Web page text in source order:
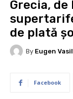
Grecia,
de plată
By Eugen
Facebook